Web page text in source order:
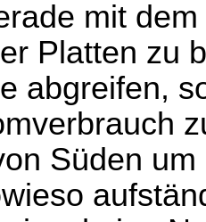
mit
Platten zu
abgreifen,
Süden